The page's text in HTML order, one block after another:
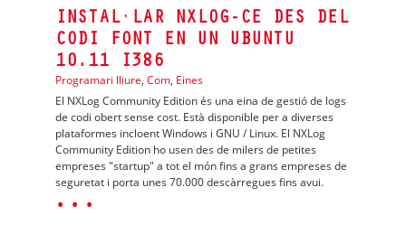
INSTAL·LAR NXLOG-CE DES DEL
CODI FONT EN UN UBUNTU
10.11 I386
Programari lliure, Com, Eines
El NXLog Community Edition és una eina de gestió de logs
de codi obert sense cost. Està disponible per a diverses
plataformes incloent Windows i GNU / Linux. El NXLog
Community Edition ho usen des de milers de petites
empreses "startup" a tot el món fins a grans empreses de
seguretat i porta unes 70.000 descàrregues fins avui.
· · ·